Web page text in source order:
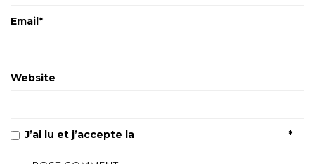
Email*
Website
J’ai lu et j’accepte la *